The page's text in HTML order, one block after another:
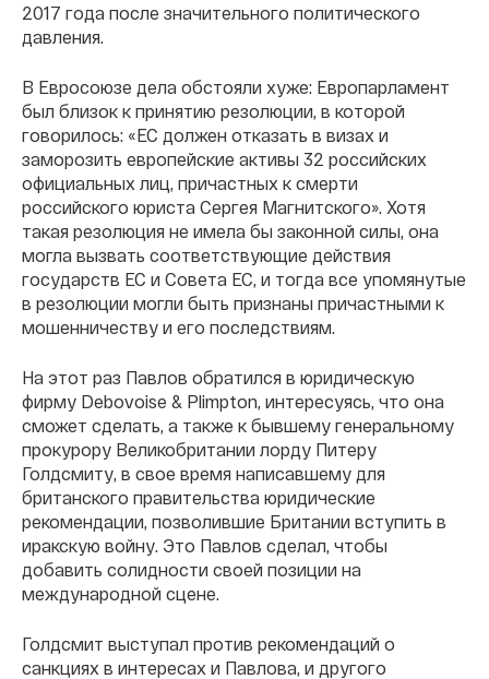
2017 года после значительного политического
давления.
В Евросоюзе дела обстояли хуже: Европарламент
был близок к принятию резолюции, в которой
говорилось: «ЕС должен отказать в визах и
заморозить европейские активы 32 российских
официальных лиц, причастных к смерти
российского юриста Сергея Магнитского». Хотя
такая резолюция не имела бы законной силы, она
могла вызвать соответствующие действия
государств ЕС и Совета ЕС, и тогда все упомянутые
в резолюции могли быть признаны причастными к
мошенничеству и его последствиям.
На этот раз Павлов обратился в юридическую
фирму Debovoise & Plimpton, интересуясь, что она
сможет сделать, а также к бывшему генеральному
прокурору Великобритании лорду Питеру
Голдсмиту, в свое время написавшему для
британского правительства юридические
рекомендации, позволившие Британии вступить в
иракскую войну. Это Павлов сделал, чтобы
добавить солидности своей позиции на
международной сцене.
Голдсмит выступал против рекомендаций о
санкциях в интересах и Павлова, и другого